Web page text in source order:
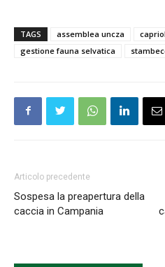
TAGS assemblea uncza
gestione fauna selvatica
Articolo precedente
Sospesa la preapertura della
caccia in Campania